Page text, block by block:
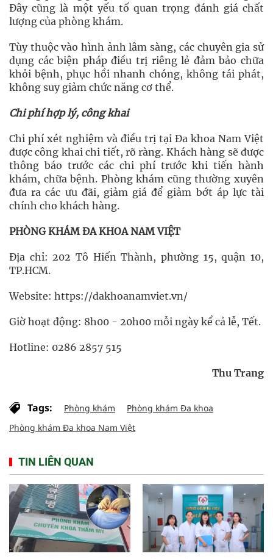
Đây cũng là một yếu tố quan trọng đánh giá chất
lượng của phòng khám.
Tùy thuộc vào hình ảnh lâm sàng, các chuyên gia sử
dụng các biện pháp điều trị riêng lẻ đảm bảo chữa
khỏi bệnh, phục hồi nhanh chóng, không tái phát,
không suy giảm chức năng cơ thể.
Chi phí hợp lý, công khai
Chi phí xét nghiệm và điều trị tại Đa khoa Nam Việt
được công khai chi tiết, rõ ràng. Khách hàng sẽ được
thông báo trước các chi phí trước khi tiến hành
khám, chữa bệnh. Phòng khám cũng thường xuyên
đưa ra các ưu đãi, giảm giá để giảm bớt áp lực tài
chính cho khách hàng.
PHÒNG KHÁM ĐA KHOA NAM VIỆT
Địa chỉ: 202 Tô Hiến Thành, phường 15, quận 10,
TP.HCM.
Website: https://dakhoanamviet.vn/
Giờ hoạt động: 8h00 - 20h00 mỗi ngày kể cả lễ, Tết.
Hotline: 0286 2857 515
Thu Trang
Tags: Phòng khám
Phòng khám Đa khoa
Phòng khám Đa khoa Nam Việt
TIN LIÊN QUAN